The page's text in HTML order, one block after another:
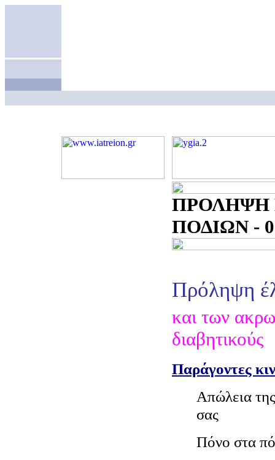
ΠΡΟΛΗΨΗ
ΠΟΔΙΩΝ -
Πρόληψη
και των
διαβητικούς
Παράγοντες
Απώλεια
σας
Πόνο στα